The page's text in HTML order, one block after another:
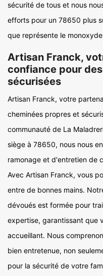
sécurité de tous et nous
efforts pour un 78650 plus
que représente le
Artisan Franck,
confiance pour
sécurisées
Artisan Franck, votre
cheminées propres et
communauté de La
siège à 78650, nous nous
ramonage et d'entretien de
Avec Artisan Franck, vous
entre de bonnes mains.
dévoués est formée pour
expertise, garantissant que
accueillant. Nous
bien entretenue, non
pour la sécurité de votre